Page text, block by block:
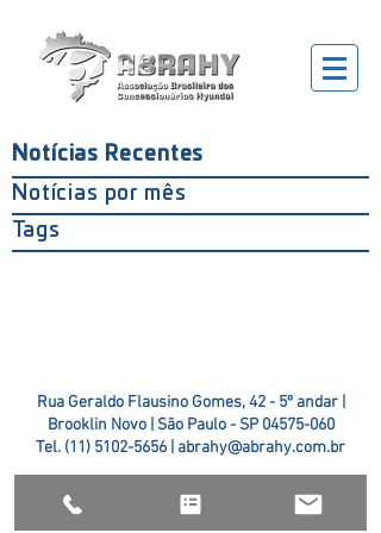
Notícias Recentes
Notícias por mês
Tags
Rua Geraldo Flausino Gomes, 42 - 5º andar |
Brooklin Novo | São Paulo - SP 04575-060
Tel. (11) 5102-5656 abrahy@abrahy.com.br
©2018 ABRAHY. criado pela TR2 Art + Design